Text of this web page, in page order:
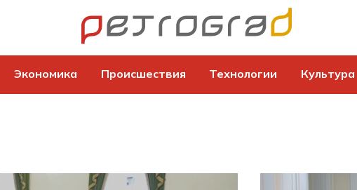
Экономика Происшествия Технологии Культура